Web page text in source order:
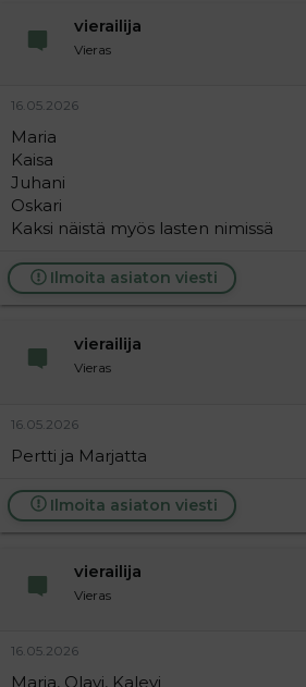
vierailija
Vieras
16.05.2026
Maria
Kaisa
Juhani
Oskari
Kaksi näistä myös lasten nimissä
Ilmoita asiaton viesti
vierailija
Vieras
16.05.2026
Pertti ja Marjatta
Ilmoita asiaton viesti
vierailija
Vieras
16.05.2026
Marja, Olavi, Kalevi